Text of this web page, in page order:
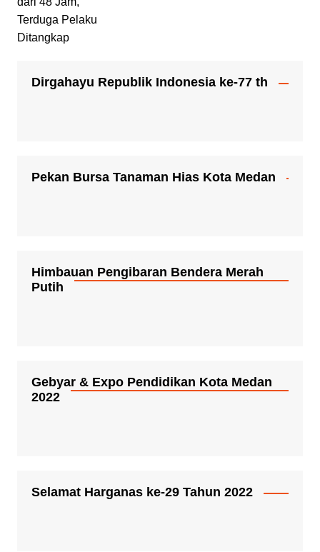
Dirgahayu Republik Indonesia ke-77 th
Pekan Bursa Tanaman Hias Kota Medan
Himbauan Pengibaran Bendera Merah
Putih
Gebyar & Expo Pendidikan Kota Medan
2022
Selamat Harganas ke-29 Tahun 2022